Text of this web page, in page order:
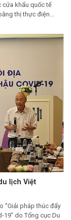
khẩu quốc tế
thị thực điện...
lịch Việt
“Giải pháp thúc đẩy
19” do Tổng cục Du